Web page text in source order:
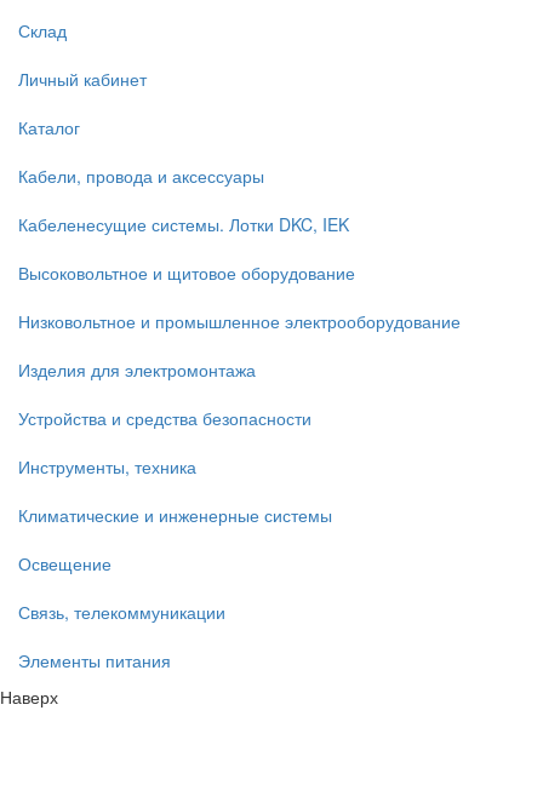
Склад
Личный кабинет
Каталог
Кабели, провода и аксессуары
Кабеленесущие системы. Лотки DKC, IEK
Высоковольтное и щитовое оборудование
Низковольтное и промышленное электрооборудование
Изделия для электромонтажа
Устройства и средства безопасности
Инструменты, техника
Климатические и инженерные системы
Освещение
Связь, телекоммуникации
Элементы питания
Наверх